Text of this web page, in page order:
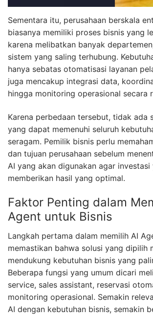
Sementara itu, perusahaan berskala
biasanya memiliki proses bisnis yang
karena melibatkan banyak
sistem yang saling terhubung.
hanya sebatas otomatisasi layanan
juga mencakup integrasi data,
hingga monitoring operasional secara
Karena perbedaan tersebut, tidak ada
yang dapat memenuhi seluruh
seragam. Pemilik bisnis perlu
dan tujuan perusahaan sebelum
AI yang akan digunakan agar
memberikan hasil yang optimal.
Faktor Penting dalam
Agent untuk Bisnis
Langkah pertama dalam memilih AI
memastikan bahwa solusi yang dipilih
mendukung kebutuhan bisnis yang
Beberapa fungsi yang umum dicari
service, sales assistant, reservasi
monitoring operasional. Semakin
AI dengan kebutuhan bisnis, semakin